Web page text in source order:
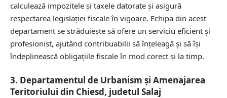
calculează impozitele și taxele datorate și asigură
respectarea legislației fiscale în vigoare. Echipa din acest
departament se străduiește să ofere un serviciu eficient și
profesionist, ajutând contribuabilii să înțeleagă și să își
îndeplinească obligațiile fiscale în mod corect și la timp.
3. Departamentul de Urbanism și Amenajarea
Teritoriului din Chiesd, judetul Salaj